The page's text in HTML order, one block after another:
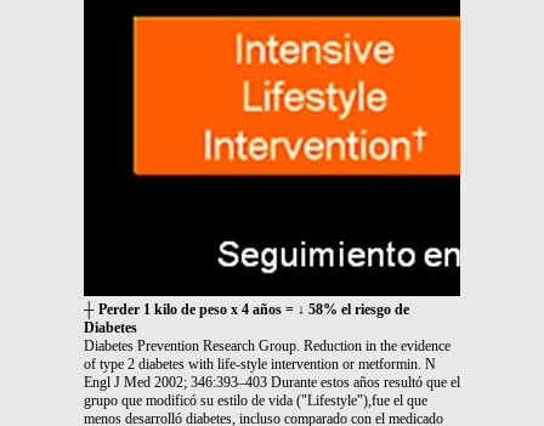
┼ Perder 1 kilo de peso x 4 años = ↓ 58% el riesgo de
Diabetes
Diabetes Prevention Research Group. Reduction in the evidence
of type 2 diabetes with life-style intervention or metformin. N
Engl J Med 2002; 346:393–403 Durante estos años resultó que el
grupo que modificó su estilo de vida ("Lifestyle"),fue el que
menos desarrolló diabetes, incluso comparado con el medicado